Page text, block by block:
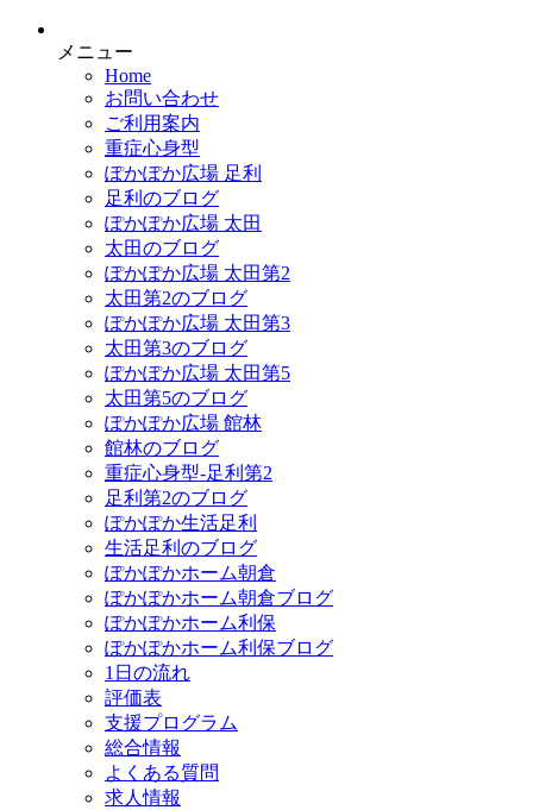
メニュー
Home
お問い合わせ
ご利用案内
重症心身型
ぽかぽか広場 足利
足利のブログ
ぽかぽか広場 太田
太田のブログ
ぽかぽか広場 太田第2
太田第2のブログ
ぽかぽか広場 太田第3
太田第3のブログ
ぽかぽか広場 太田第5
太田第5のブログ
ぽかぽか広場 館林
館林のブログ
重症心身型-足利第2
足利第2のブログ
ぽかぽか生活足利
生活足利のブログ
ぽかぽかホーム朝倉
ぽかぽかホーム朝倉ブログ
ぽかぽかホーム利保
ぽかぽかホーム利保ブログ
1日の流れ
評価表
支援プログラム
総合情報
よくある質問
求人情報